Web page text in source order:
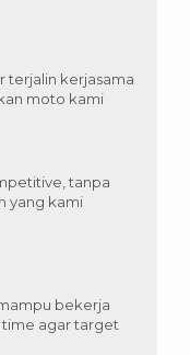
terjalin kerjasama
moto kami
tanpa
yang kami
bekerja
agar target